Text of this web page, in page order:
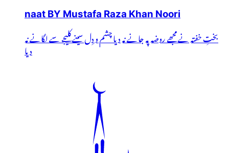
naat BY Mustafa Raza Khan Noori
بختِ خفتہ نے مجھے روضہ پہ جانے نہ دیا چشم و دِل سینے کلیجے سے لگانے نہ
دیا